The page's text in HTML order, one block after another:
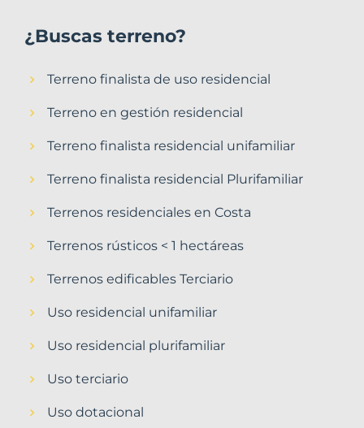
¿Buscas terreno?
Terreno finalista de uso residencial
Terreno en gestión residencial
Terreno finalista residencial unifamiliar
Terreno finalista residencial Plurifamiliar
Terrenos residenciales en Costa
Terrenos rústicos < 1 hectáreas
Terrenos edificables Terciario
Uso residencial unifamiliar
Uso residencial plurifamiliar
Uso terciario
Uso dotacional